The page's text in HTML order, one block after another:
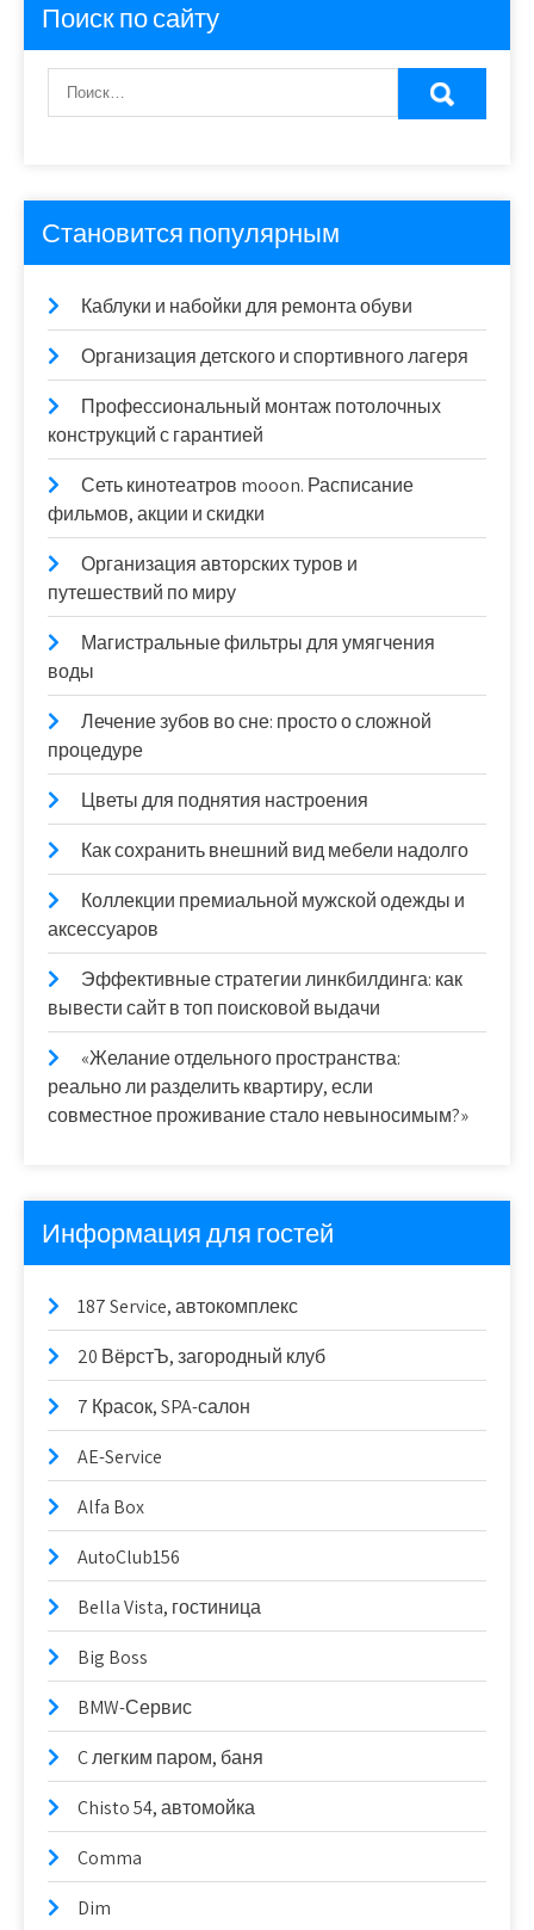
Поиск по сайту
Становится популярным
Каблуки и набойки для ремонта обуви
Организация детского и спортивного лагеря
Профессиональный монтаж потолочных
конструкций с гарантией
Сеть кинотеатров mooon. Расписание
фильмов, акции и скидки
Организация авторских туров и
путешествий по миру
Магистральные фильтры для умягчения
воды
Лечение зубов во сне: просто о сложной
процедуре
Цветы для поднятия настроения
Как сохранить внешний вид мебели надолго
Коллекции премиальной мужской одежды и
аксессуаров
Эффективные стратегии линкбилдинга: как
вывести сайт в топ поисковой выдачи
«Желание отдельного пространства:
реально ли разделить квартиру, если
совместное проживание стало невыносимым?»
Информация для гостей
187 Service, автокомплекс
20 ВёрстЪ, загородный клуб
7 Красок, SPA-салон
AE-Service
Alfa Box
AutoClub156
Bella Vista, гостиница
Big Boss
BMW-Сервис
C легким паром, баня
Chisto 54, автомойка
Comma
Dim